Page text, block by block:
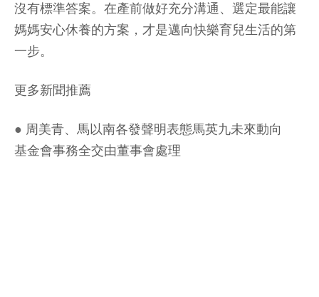
沒有標準答案。在產前做好充分溝通、選定最能讓
媽媽安心休養的方案，才是邁向快樂育兒生活的第
一步。
更多新聞推薦
● 周美青、馬以南各發聲明表態馬英九未來動向
基金會事務全交由董事會處理